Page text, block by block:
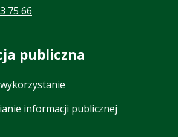
75 66
publiczna
informacji publicznej